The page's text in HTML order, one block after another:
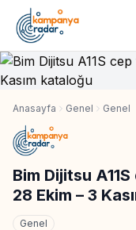
Anasayfa Genel Genel
Bim Dijitsu
28 Ekim – 3
Genel